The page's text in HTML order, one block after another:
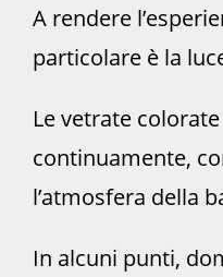
A rendere
particolare è la
Le vetrate
continuamente,
l’atmosfera della
In alcuni punti,